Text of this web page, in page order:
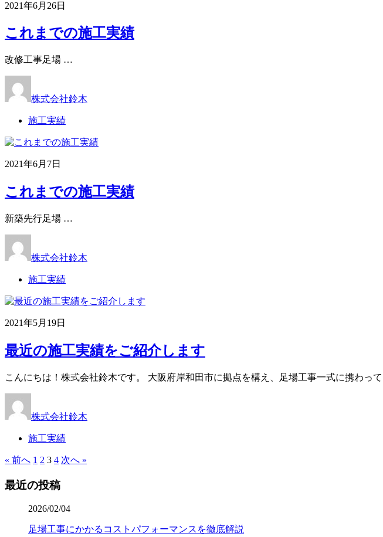
2021年6月26日
これまでの施工実績
改修工事足場 …
株式会社鈴木
施工実績
2021年6月7日
これまでの施工実績
新築先行足場 …
株式会社鈴木
施工実績
2021年5月19日
最近の施工実績をご紹介します
こんにちは！株式会社鈴木です。 大阪府岸和田市に拠点を構え、足場工事一式に携わ
株式会社鈴木
施工実績
« 前へ 1 2 3 4 次へ »
最近の投稿
2026/02/04
足場工事にかかるコストパフォーマンスを徹底解説